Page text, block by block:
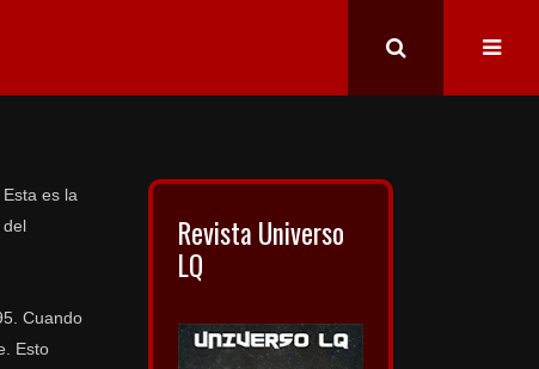
es la
del
Cuando
Esto
Revista Universo
LQ